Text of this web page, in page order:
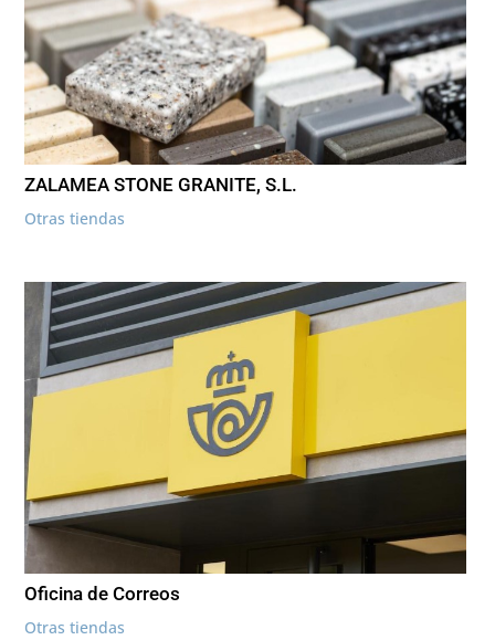
ZALAMEA STONE GRANITE, S.L.
Otras tiendas
Oficina de Correos
Otras tiendas